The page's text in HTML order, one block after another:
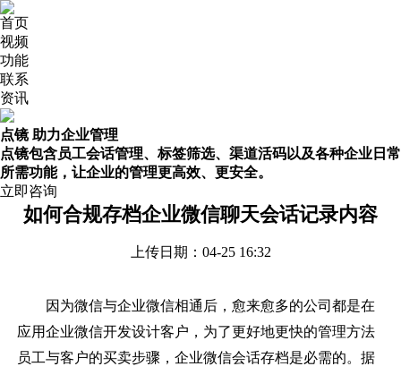
首页
视频
功能
联系
资讯
点镜 助力企业管理
点镜包含员工会话管理、标签筛选、渠道活码以及各种企业日常
所需功能，让企业的管理更高效、更安全。
立即咨询
如何合规存档企业微信聊天会话记录内容
上传日期：04-25 16:32
因为微信与企业微信相通后，愈来愈多的公司都是在
应用企业微信开发设计客户，为了更好地更快的管理方法
员工与客户的买卖步骤，企业微信会话存档是必需的。据